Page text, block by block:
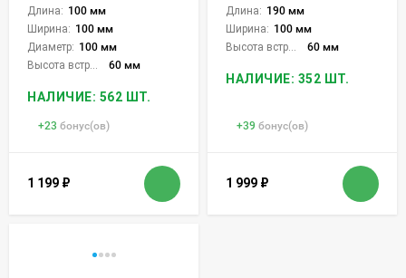
Длина: 100 мм
Ширина: 100 мм
Диаметр: 100 мм
60 мм
НАЛИЧИЕ: 562 ШТ.
+23 бонус(ов)
1 199 ₽
Длина: 190 мм
Ширина: 100 мм
60 мм
НАЛИЧИЕ: 352 ШТ.
+39 бонус(ов)
1 999 ₽